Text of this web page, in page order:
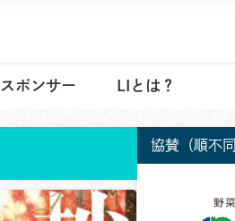
スポンサー LIとは？
協賛（順不